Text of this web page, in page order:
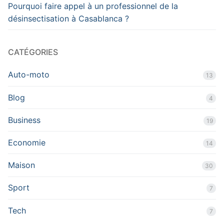
Pourquoi faire appel à un professionnel de la
désinsectisation à Casablanca ?
CATÉGORIES
Auto-moto 13
Blog 4
Business 19
Economie 14
Maison 30
Sport 7
Tech 7